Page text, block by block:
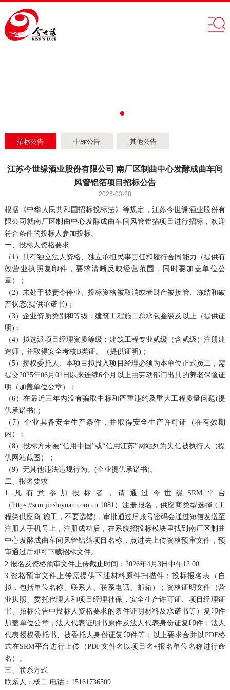
招标公告 中标公告 其他公告
江苏今世缘酒业股份有限公司 南厂区制曲中心发酵成曲车间
风管铝箔项目招标公告
2026-03-28
根据《中华人民共和国招标投标法》等规定，江苏今世缘酒业股份有
限公司就南厂区制曲中心发酵成曲车间风管铝箔项目进行招标，欢迎
符合条件的投标人参加投标。
一、投标人资格要求
（1）具有独立法人资格、独立承担民事责任和履行合同能力（提供有
效营业执照复印件，要求清晰反映经营范围，同时要加盖单位公
章）；
（2）未处于被责令停业、投标资格被取消或者财产被接管、冻结和破
产状态(提供承诺书)；
（3）企业资质类别和等级：建筑工程施工总承包叁级及以上（提供证
明)；
（4）拟选派项目经理资质等级：建筑工程专业贰级（含贰级）注册建
造师，并取得安全考核B类证。（提供证明)；
（5）授权委托人、本项目拟投入项目经理必须为本单位正式员工，需
提交2025年06月01日以来连续6个月以上由劳动部门出具的养老保险证
明（加盖单位公章）；
（6）在最近三年内没有骗取中标和严重违约及重大工程质量问题(提
供承诺书)；
（7）企业具备安全生产条件，并取得安全生产许可证（在有效期
内）；
（8）投标方未被“信用中国”或“信用江苏”网站列为失信被执行人（提
供网站截图）；
（9）无其他违法违规行为。(企业提供承诺书)。
二、报名要求
1.凡有意参加投标者，请通过今世缘SRM平台
（https://srm.jinshiyuan.com.cn:1081）注册报名，供应商类型选择 (工
程类供应商-施工，不要选错)，审批通过后账号密码会通过短信发送至
注册人手机号上，注册成功后，在系统招投标模块里找到南厂区制曲
中心发酵成曲车间风管铝箔项目名称，点进去上传资格预审文件，预
审通过后即可下载招标文件。
2.报名及资格预审文件上传截止时间：2026年4月3日中午12:00
3.资格预审文件上传需提供下述材料原件扫描件：投标报名表（自
拟，包括单位名称、联系人、联系电话、邮箱）；资格证明文件（营
业执照、委托代理人和项目经理社保，安全生产许可证、项目经理证
书、招标公告中投标人资格要求的条件证明材料及承诺书等）复印件
加盖单位公章；法人代表证明书原件及法人代表身份证复印件；法人
代表授权委托书、被委托人身份证复印件等；以上要求合并以PDF格
式在SRM平台进行上传（PDF文件名以项目名+报名单位名称进行命
名）。
三、联系方式
联系人：杨工 电话：15161736509